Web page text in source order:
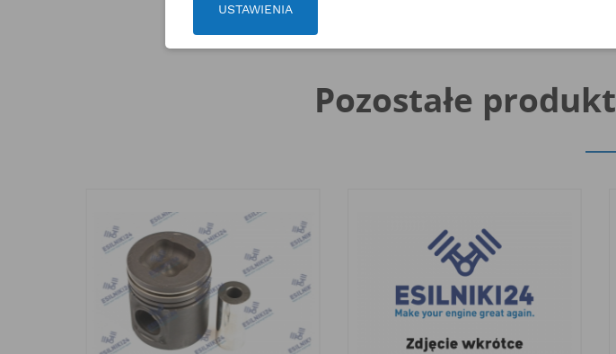
Pozostałe
USTAWIENIA